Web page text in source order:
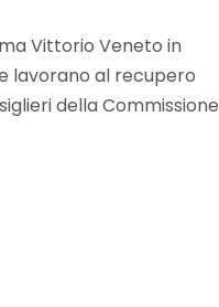
Vittorio Veneto in
lavorano al recupero
della Commissione